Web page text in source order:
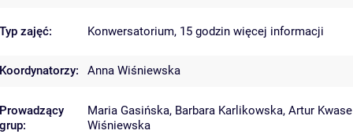
Typ zajęć: Konwersatorium, 15 godzin więcej informacji
Koordynatorzy: Anna Wiśniewska
Prowadzący
grup:
Maria Gasińska, Barbara Karlikowska, Artur
Wiśniewska